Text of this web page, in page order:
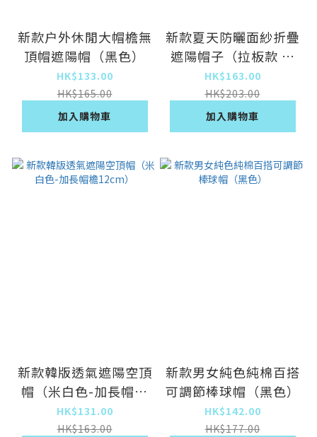
新款户外休閒大帽檐無
頂帽遮陽帽（黑色）
HK$133.00
HK$165.00
加入購物車
新款夏天防曬面紗折疊
遮陽帽子（拉板款 藕
粉色）
HK$163.00
HK$203.00
加入購物車
新款韓版透氣遮陽空頂
帽（米白色-加長帽檐
12cm）
HK$131.00
HK$163.00
新款男女純色純棉百搭
可調節棒球帽（黑色）
HK$142.00
HK$177.00